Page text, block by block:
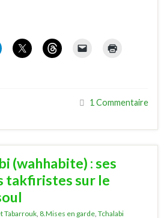
1 Commentaire
(wahhabite) : ses
takfiristes sur le
Tabarrouk, 8.Mises en garde, Tchalabi